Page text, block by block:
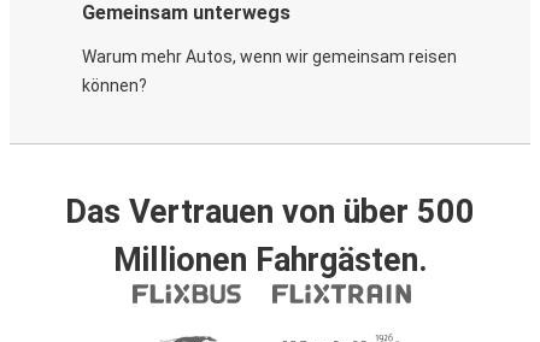
Gemeinsam unterwegs
Warum mehr Autos, wenn wir gemeinsam reisen
können?
Das Vertrauen von über 500
Millionen Fahrgästen.